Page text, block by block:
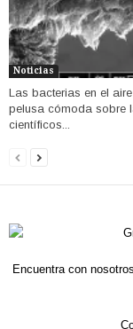
Noticias
Las bacterias en el
pelusa cómoda sobre
científicos...
Encuentra con